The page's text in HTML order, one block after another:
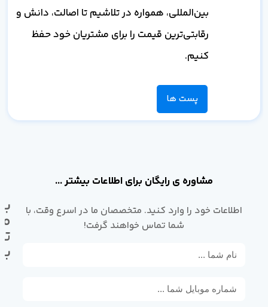
بین‌المللی، همواره در تلاشیم تا اصالت، دانش و
رقابتی‌ترین قیمت را برای مشتریان خود حفظ
کنیم.
پست ها
مشاوره ی رایگان برای اطلاعات بیشتر ...
اطلاعات خود را وارد کنید. متخصصان ما در اسرع وقت، با
شما تماس خواهند گرفت!
با